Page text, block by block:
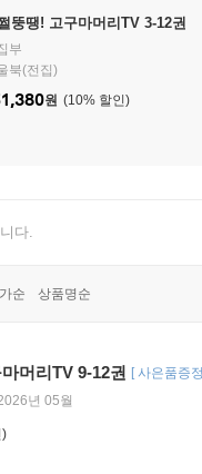
뚱땡! 고구마머리TV 3-12권
부
북(전집)
10%
원
다.
순 상품명순
머리TV 9-12권 [ 사은품증
년 05월